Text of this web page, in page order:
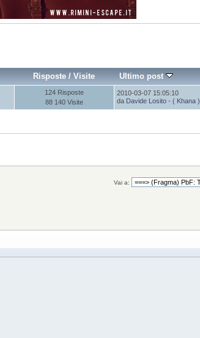
Risposte /Visite Ultimo post
124 Risposte
88 140 Visite
2010-03-07 15:05:10
da Davide Losito - ( Khana )
Vai a: